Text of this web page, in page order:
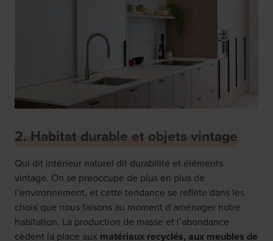
2. Habitat durable et objets vintage
Qui dit intérieur naturel dit durabilité et éléments
vintage. On se préoccupe de plus en plus de
l’environnement, et cette tendance se reflète dans les
choix que nous faisons au moment d’aménager notre
habitation. La production de masse et l’abondance
cèdent la place aux matériaux recyclés, aux meubles de